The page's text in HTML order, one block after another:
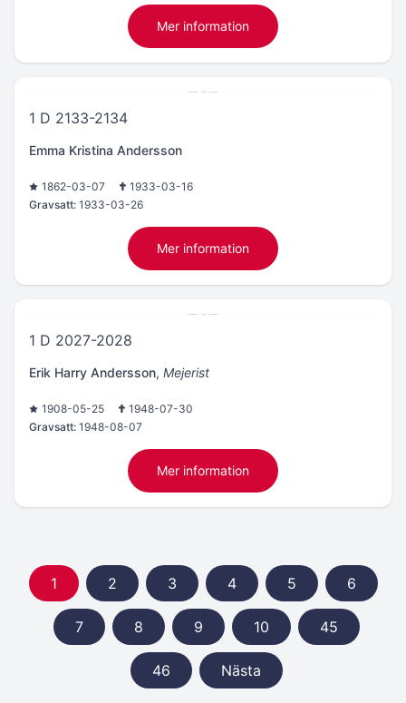
Mer information
1 D 2133-2134
Emma Kristina Andersson
1862-03-07
1933-03-16
Gravsatt: 1933-03-26
Mer information
1 D 2027-2028
Erik Harry Andersson, Mejerist
1908-05-25
1948-07-30
Gravsatt: 1948-08-07
Mer information
1 2 3 4 5 6
7 8 9 10 45
46 Nästa